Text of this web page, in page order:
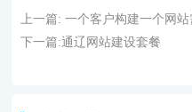
上一篇:一个客户构建一个网
下一篇:通辽网站建设套餐